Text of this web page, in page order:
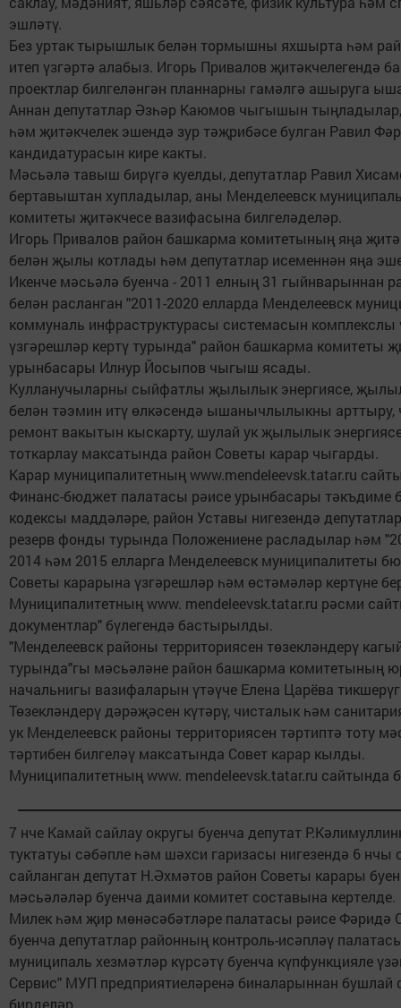
эшләтү.
Без уртак тырышлык белән тормышны яхшырта һәм
итеп үзгәртә алабыз. Игорь Привалов җитәкчелегендә
проектлар билгеләнгән планнарны гамәлгә ашыруга
Аннан депутатлар Әзһәр Каюмов чыгышын
һәм җитәкчелек эшендә зур тәҗрибәсе булган Равил
кандидатурасын кире какты.
Мәсьәлә тавыш бирүгә куелды, депутатлар Равил
бертавыштан хупладылар, аны Менделеевск
комитеты җитәкчесе вазифасына билгеләделәр.
Игорь Привалов район башкарма комитетының яңа
белән җылы котлады һәм депутатлар исеменнән яңа
Икенче мәсьәлә буенча - 2011 елның 31 гыйнварыннан
белән расланган "2011-2020 елларда Менделеевск
коммуналь инфраструктурасы системасын
үзгәрешләр кертү турында" район башкарма комитеты
урынбасары Илнур Йосыпов чыгыш ясады.
Кулланучыларны сыйфатлы җылылык энергиясе,
белән тәэмин итү өлкәсендә ышанычлылыкны арттыру,
ремонт вакытын кыскарту, шулай ук җылылык
тоткарлау максатында район Советы карар чыгарды.
Карар муниципалитетның www.mendeleevsk.tatar.ru
Финанс-бюджет палатасы рәисе урынбасары тәкъдиме
кодексы маддәләре, район Уставы нигезендә
резерв фонды турында Положениене расладылар һәм
2014 һәм 2015 елларга Менделеевск муниципалитеты
Советы карарына үзгәрешләр һәм өстәмәләр кертүне
Муниципалитетның www. mendeleevsk.tatar.ru рәсми
документлар" бүлегендә бастырылды.
"Менделеевск районы территориясен төзекләндерү
турында"гы мәсьәләне район башкарма комитетының
начальнигы вазифаларын үтәүче Елена Царёва
Төзекләндерү дәрәҗәсен күтәрү, чисталык һәм
ук Менделеевск районы территориясен тәртиптә тоту
тәртибен билгеләү максатында Совет карар кылды.
Муниципалитетның www. mendeleevsk.tatar.ru сайтында
7 нче Камай сайлау округы буенча депутат
туктатуы сәбәпле һәм шәхси гаризасы нигезендә 6 нчы
сайланган депутат Н.Әхмәтов район Советы карары
мәсьәләләр буенча даими комитет составына кертелде.
Милек һәм җир мөнәсәбәтләре палатасы рәисе Фәридә
буенча депутатлар районның контроль-исәпләү
муниципаль хезмәтләр күрсәтү буенча күпфункцияле
Сервис" МУП предприятиеләренә биналарыннан бушлай
бирделәр.